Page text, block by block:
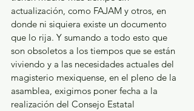
actualización, como FAJAM y otros, en
donde ni siquiera existe un documento
que lo rija. Y sumando a todo esto que
son obsoletos a los tiempos que se están
viviendo y a las necesidades actuales del
magisterio mexiquense, en el pleno de la
asamblea, exigimos poner fecha a la
realización del Consejo Estatal